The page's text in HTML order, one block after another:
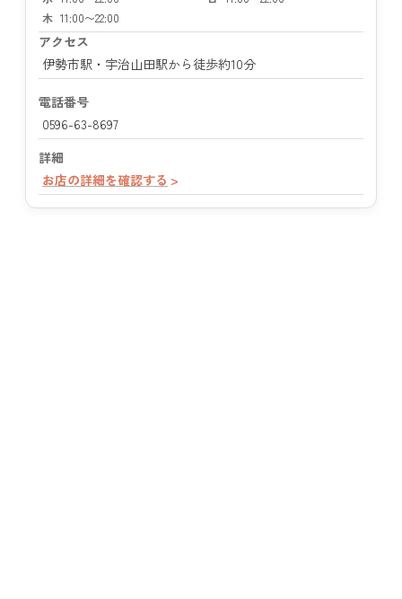
木 11:00〜22:00
アクセス
伊勢市駅・宇治山田駅から徒歩約10分
電話番号
0596-63-8697
詳細
お店の詳細を確認する